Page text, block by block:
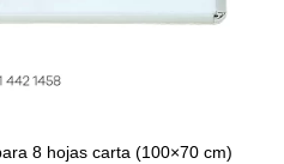
8 hojas carta (100×70 cm)